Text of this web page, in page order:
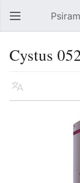
Hauptmenü öffnen Psiram
Cystus
Sprache